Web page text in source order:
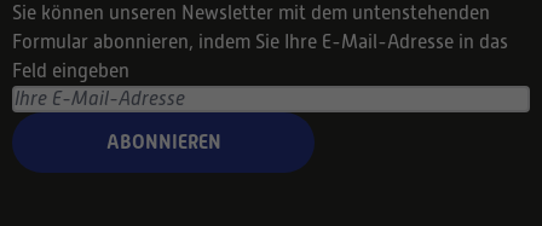
Sie können unseren Newsletter mit dem untenstehenden
Formular abonnieren, indem Sie Ihre E-Mail-Adresse in das
Feld eingeben
ABONNIEREN